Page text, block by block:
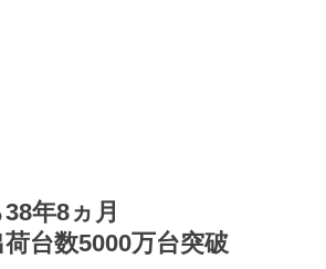
年8ヵ月
荷台数5000万台突破